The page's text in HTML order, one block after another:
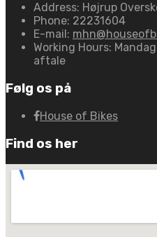
Address: Højrup
Phone: 22231604
E-mail:
Working Hours:
aftale
Følg os på
House of Bikes
Find os her